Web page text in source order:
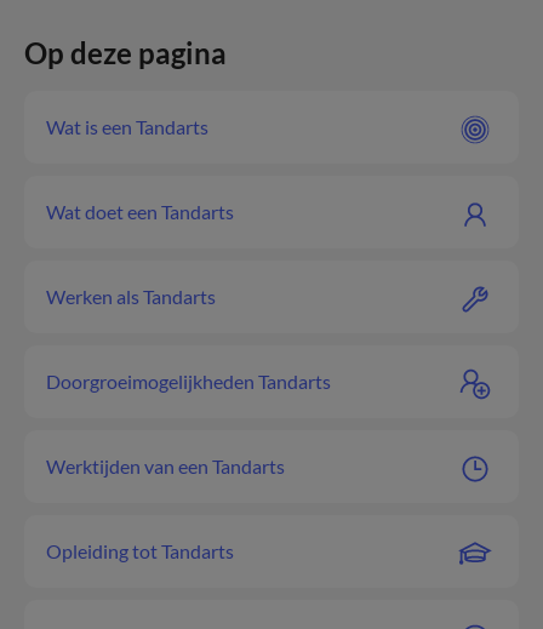
Op deze pagina
Wat is een Tandarts
Wat doet een Tandarts
Werken als Tandarts
Doorgroeimogelijkheden Tandarts
Werktijden van een Tandarts
Opleiding tot Tandarts